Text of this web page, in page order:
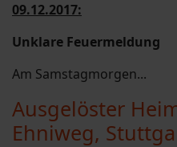
09.12.2017:
Unklare Feuermeldung
Am Samstagmorgen...
Ausgelöster
Ehniweg,